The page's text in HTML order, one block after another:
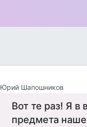
Юрий Шапошников
Вот те раз! Я
предмета